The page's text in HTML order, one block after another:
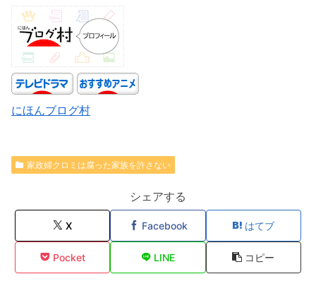
にほんブログ村
家政婦クロミは腐った家族を許さない
シェアする
X Facebook はてブ
Pocket LINE コピー